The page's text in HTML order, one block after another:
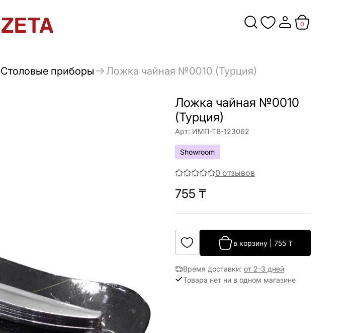
0
Столовые приборы Ложка чайная №0010 (Турция)
Ложка чайная №0010
(Турция)
Арт: ИМП-ТВ-123062
Showroom
0 отзывов
755 ₸
в корзину |755 ₸
Время доставки: от 2-3 дней
Товара нет ни в одном магазине